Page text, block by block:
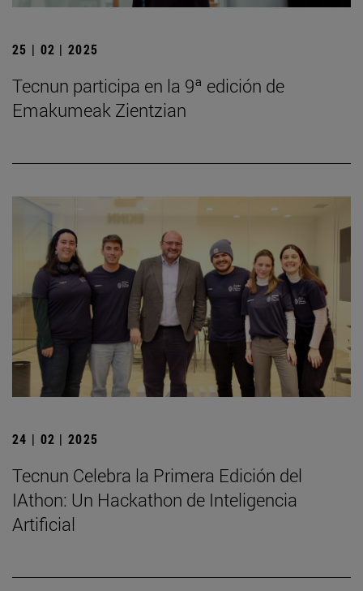
25 | 02 | 2025
Tecnun participa en la 9ª edición de
Emakumeak Zientzian
24 | 02 | 2025
Tecnun Celebra la Primera Edición del
IAthon: Un Hackathon de Inteligencia
Artificial